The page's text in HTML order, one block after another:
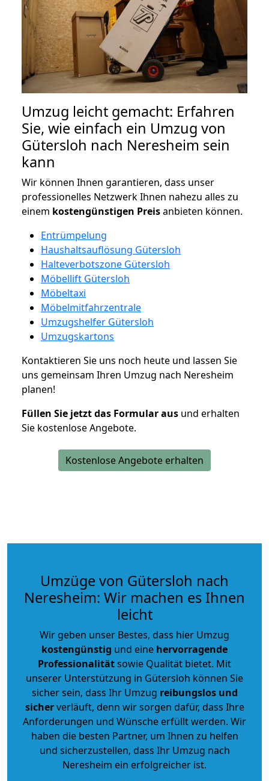
Umzug leicht gemacht: Erfahren
Sie, wie einfach ein Umzug von
Gütersloh nach Neresheim sein
kann
Wir können Ihnen garantieren, dass unser
professionelles Netzwerk Ihnen nahezu alles zu
einem kostengünstigen Preisanbieten können.
Entrümpelung
Haushaltsauflösung Gütersloh
Halteverbotszone Gütersloh
Möbellift Gütersloh
Möbeltaxi
Möbelmitfahrzentrale
Umzugshelfer Gütersloh
Umzugskartons
Kontaktieren Sie uns noch heute und lassen Sie
uns gemeinsam Ihren Umzug nach Neresheim
planen!
Füllen Sie jetzt das Formular aus und erhalten
Sie kostenlose Angebote.
Kostenlose Angebote erhalten
Umzüge von Gütersloh nach
Neresheim: Wir machen es Ihnen
leicht
Wir geben unser Bestes, dass hier Umzug
kostengünstig und eine hervorragende
Professionalitätsowie Qualität bietet. Mit
unserer Unterstützung in Gütersloh können Sie
sicher sein, dass Ihr Umzug reibungslos und
sicherverläuft, denn wir sorgen dafür, dass Ihre
Anforderungen und Wünsche erfüllt werden. Wir
haben die besten Partner, um Ihnen zu helfen
und sicherzustellen, dass Ihr Umzug nach
Neresheim ein erfolgreicher ist.